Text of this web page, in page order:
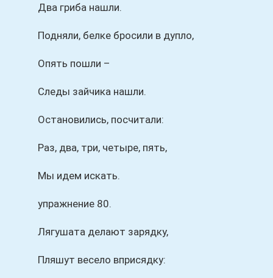
Два гриба нашли.
Подняли, белке бросили в дупло,
Опять пошли –
Следы зайчика нашли.
Остановились, посчитали:
Раз, два, три, четыре, пять,
Мы идем искать.
упражнение 80.
Лягушата делают зарядку,
Пляшут весело вприсядку: